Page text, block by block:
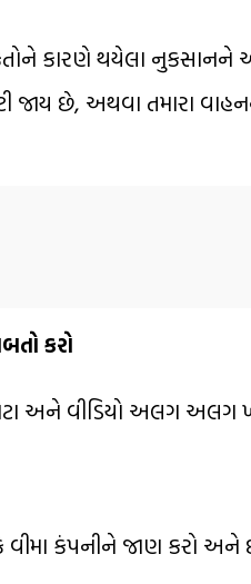
કારણે થયેલા નુકસાનને
જાય છે, અથવા તમારા
કરો
અને વીડિયો અલગ અલગ
કંપનીને જાણ કરો અને